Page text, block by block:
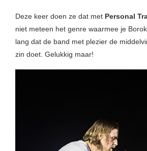
Deze keer doen ze dat met Personal
niet meteen het genre waarmee je
lang dat de band met plezier de
zin doet. Gelukkig maar!